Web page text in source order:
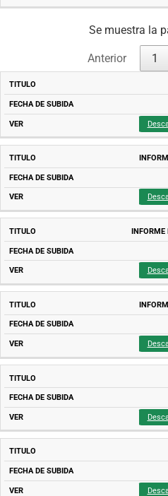
Se muestra la
Anterior 1
TITULO
DE
SUBIDA
INFORME